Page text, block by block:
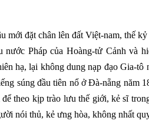
đặt chân lên đất Việt-nam, thế
nước Pháp của Hoàng-tử Cảnh và
hạ, lại không dung nạp đạo Gia-
súng đầu tiên nổ ở Đà-nẵng năm
theo kịp trào lưu thế giới, kẻ sĩ
nói thủ, kẻ ưng hòa, không nhất